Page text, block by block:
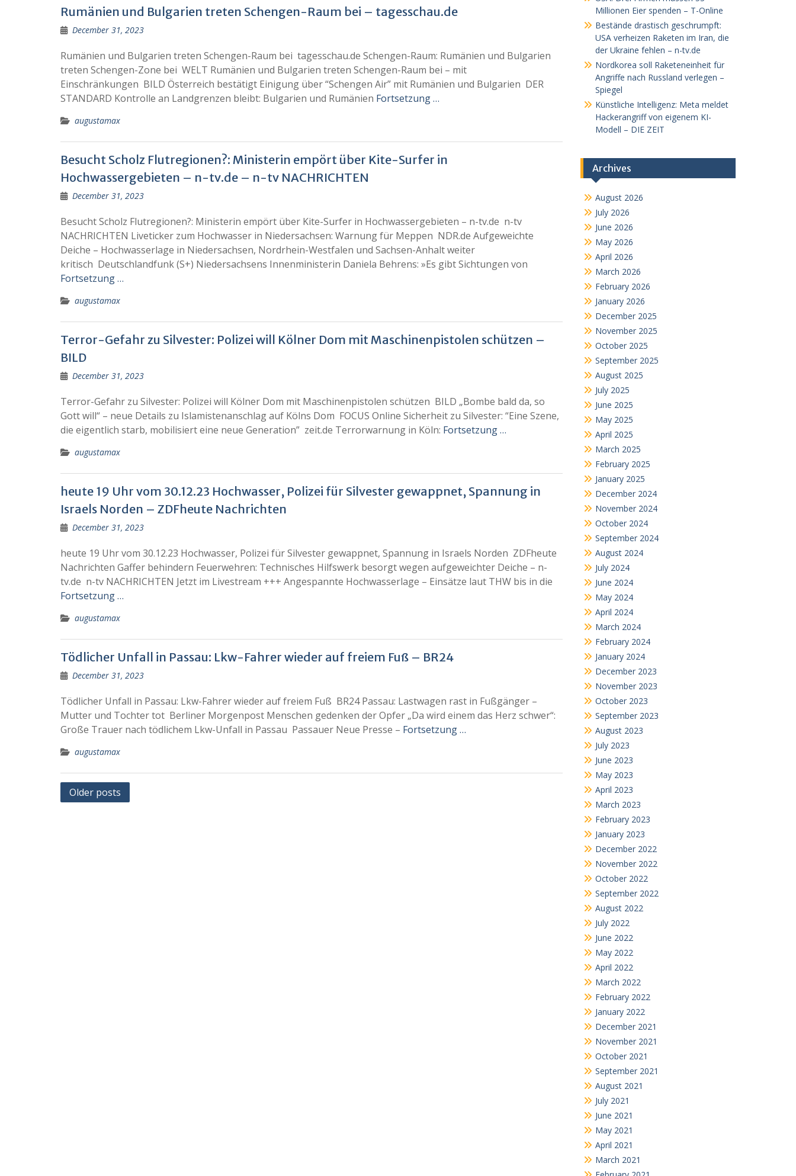
Rumänien und Bulgarien treten Schengen-Raum bei – tagesschau.de
December 31, 2023
Rumänien und Bulgarien treten Schengen-Raum bei tagesschau.de Schengen-Raum: Rumänien und Bulgarien
treten Schengen-Zone bei WELT Rumänien und Bulgarien treten Schengen-Raum bei – mit
Einschränkungen BILD Österreich bestätigt Einigung über “Schengen Air” mit Rumänien und Bulgarien DER
STANDARD Kontrolle an Landgrenzen bleibt: Bulgarien und Rumänien Fortsetzung …
augustamax
Besucht Scholz Flutregionen?: Ministerin empört über Kite-Surfer in
Hochwassergebieten – n-tv.de – n-tv NACHRICHTEN
December 31, 2023
Besucht Scholz Flutregionen?: Ministerin empört über Kite-Surfer in Hochwassergebieten – n-tv.de n-tv
NACHRICHTEN Liveticker zum Hochwasser in Niedersachsen: Warnung für Meppen NDR.de Aufgeweichte
Deiche – Hochwasserlage in Niedersachsen, Nordrhein-Westfalen und Sachsen-Anhalt weiter
kritisch Deutschlandfunk (S+) Niedersachsens Innenministerin Daniela Behrens: »Es gibt Sichtungen von
Fortsetzung …
augustamax
Terror-Gefahr zu Silvester: Polizei will Kölner Dom mit Maschinenpistolen schützen –
BILD
December 31, 2023
Terror-Gefahr zu Silvester: Polizei will Kölner Dom mit Maschinenpistolen schützen BILD „Bombe bald da, so
Gott will“ – neue Details zu Islamistenanschlag auf Kölns Dom FOCUS Online Sicherheit zu Silvester: “Eine Szene,
die eigentlich starb, mobilisiert eine neue Generation” zeit.de Terrorwarnung in Köln: Fortsetzung …
augustamax
heute 19 Uhr vom 30.12.23 Hochwasser, Polizei für Silvester gewappnet, Spannung in
Israels Norden – ZDFheute Nachrichten
December 31, 2023
heute 19 Uhr vom 30.12.23 Hochwasser, Polizei für Silvester gewappnet, Spannung in Israels Norden ZDFheute
Nachrichten Gaffer behindern Feuerwehren: Technisches Hilfswerk besorgt wegen aufgeweichter Deiche – n-
tv.de n-tv NACHRICHTEN Jetzt im Livestream +++ Angespannte Hochwasserlage – Einsätze laut THW bis in die
Fortsetzung …
augustamax
Tödlicher Unfall in Passau: Lkw-Fahrer wieder auf freiem Fuß – BR24
December 31, 2023
Tödlicher Unfall in Passau: Lkw-Fahrer wieder auf freiem Fuß BR24 Passau: Lastwagen rast in Fußgänger –
Mutter und Tochter tot Berliner Morgenpost Menschen gedenken der Opfer „Da wird einem das Herz schwer“:
Große Trauer nach tödlichem Lkw-Unfall in Passau Passauer Neue Presse – Fortsetzung …
augustamax
Posts
Older posts
Millionen Eier spenden – T-Online
Bestände drastisch geschrumpft:
USA verheizen Raketen im Iran, die
der Ukraine fehlen – n-tv.de
Nordkorea soll Raketeneinheit für
Angriffe nach Russland verlegen –
Spiegel
Künstliche Intelligenz: Meta meldet
Hackerangriff von eigenem KI-
Modell – DIE ZEIT
Archives
August 2026
July 2026
June 2026
May 2026
April 2026
March 2026
February 2026
January 2026
December 2025
November 2025
October 2025
September 2025
August 2025
July 2025
June 2025
May 2025
April 2025
March 2025
February 2025
January 2025
December 2024
November 2024
October 2024
September 2024
August 2024
July 2024
June 2024
May 2024
April 2024
March 2024
February 2024
January 2024
December 2023
November 2023
October 2023
September 2023
August 2023
July 2023
June 2023
May 2023
April 2023
March 2023
February 2023
January 2023
December 2022
November 2022
October 2022
September 2022
August 2022
July 2022
June 2022
May 2022
April 2022
March 2022
February 2022
January 2022
December 2021
November 2021
October 2021
September 2021
August 2021
July 2021
June 2021
May 2021
April 2021
March 2021